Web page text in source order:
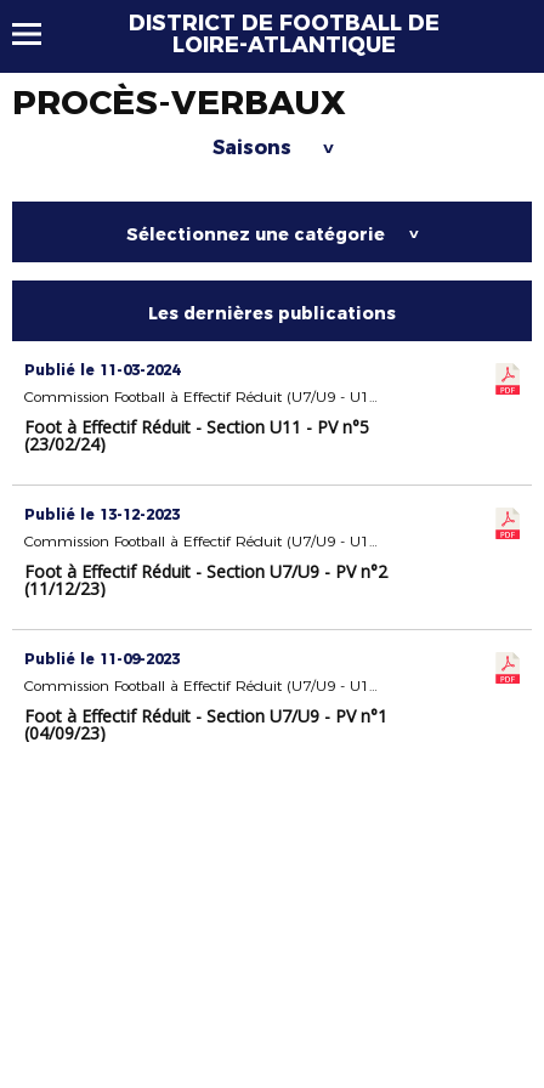
DISTRICT DE FOOTBALL DE
LOIRE-ATLANTIQUE
PROCÈS-VERBAUX
Saisons >
Sélectionnez une catégorie >
Les dernières publications
Publié le 11-03-2024
Commission Football à Effectif Réduit (U7/U9 - U11)
Foot à Effectif Réduit - Section U11 - PV n°5
(23/02/24)
Publié le 13-12-2023
Commission Football à Effectif Réduit (U7/U9 - U11)
Foot à Effectif Réduit - Section U7/U9 - PV n°2
(11/12/23)
Publié le 11-09-2023
Commission Football à Effectif Réduit (U7/U9 - U11)
Foot à Effectif Réduit - Section U7/U9 - PV n°1
(04/09/23)